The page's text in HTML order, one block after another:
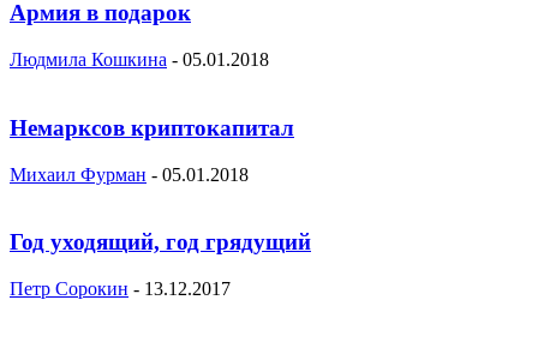
Армия в подарок
Людмила Кошкина - 05.01.2018
Немарксов криптокапитал
Михаил Фурман - 05.01.2018
Год уходящий, год грядущий
Петр Сорокин - 13.12.2017